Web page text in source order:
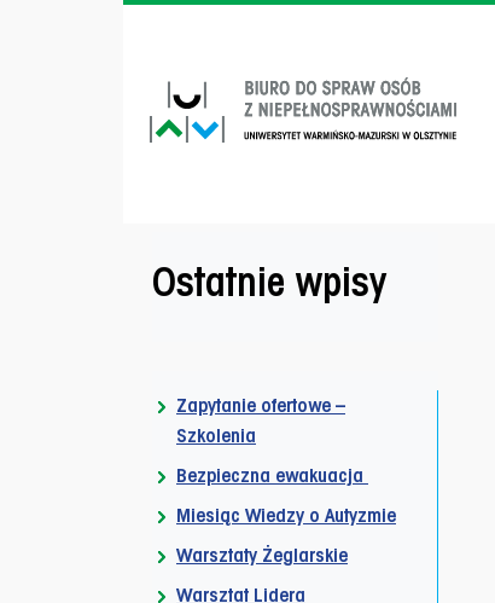
Ostatnie wpisy
Zapytanie ofertowe –
Szkolenia
Bezpieczna ewakuacja
Miesiąc Wiedzy o Autyzmie
Warsztaty Żeglarskie
Warsztat Lidera